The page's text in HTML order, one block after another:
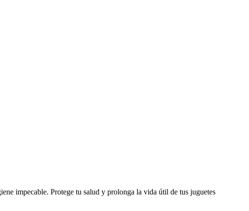
impecable. Protege tu salud y prolonga la vida útil de tus juguetes